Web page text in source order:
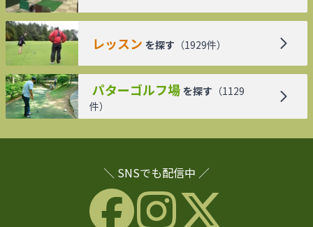
レッスン を探す （1929件）
パターゴルフ場 を探す （1129
件）
＼ SNSでも配信中 ／